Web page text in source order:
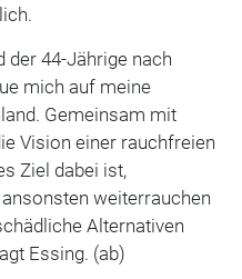
der 44-Jährige nach
mich auf meine
Gemeinsam mit
Vision einer rauchfreien
Ziel dabei ist,
weiterrauchen
Alternativen
Essing. (ab)